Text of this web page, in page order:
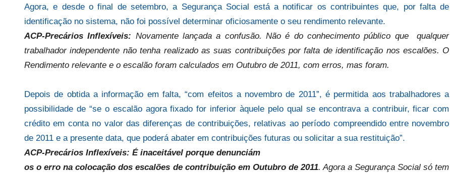
Agora, e desde o final de setembro, a Segurança Social está a notificar os contribuintes que, por falta de
identificação no sistema, não foi possível determinar oficiosamente o seu rendimento relevante.
ACP-Precários Inflexíveis: Novamente lançada a confusão. Não é do conhecimento público que qualquer
trabalhador independente não tenha realizado as suas contribuições por falta de identificação nos escalões. O
Rendimento relevante e o escalão foram calculados em Outubro de 2011, com erros, mas foram.
Depois de obtida a informação em falta, “com efeitos a novembro de 2011”, é permitida aos trabalhadores a
possibilidade de “se o escalão agora fixado for inferior àquele pelo qual se encontrava a contribuir, ficar com
crédito em conta no valor das diferenças de contribuições, relativas ao período compreendido entre novembro
de 2011 e a presente data, que poderá abater em contribuições futuras ou solicitar a sua restituição”.
ACP-Precários Inflexíveis: É inaceitável porque denunciám
os o erro na colocação dos escalões de contribuição em Outubro de 2011. Agora a Segurança Social só tem